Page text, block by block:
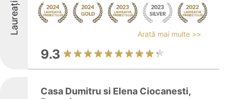
Laureați Arată mai multe >>
9.3
Casa Dumitru si Elena Ciocanesti,